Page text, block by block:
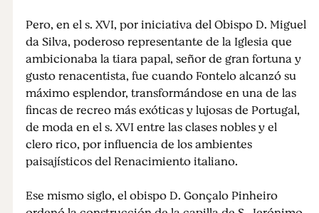
Pero, en el s. XVI, por iniciativa del Obispo D. Miguel
da Silva, poderoso representante de la Iglesia que
ambicionaba la tiara papal, señor de gran fortuna y
gusto renacentista, fue cuando Fontelo alcanzó su
máximo esplendor, transformándose en una de las
fincas de recreo más exóticas y lujosas de Portugal,
de moda en el s. XVI entre las clases nobles y el
clero rico, por influencia de los ambientes
paisajísticos del Renacimiento italiano.
Ese mismo siglo, el obispo D. Gonçalo Pinheiro